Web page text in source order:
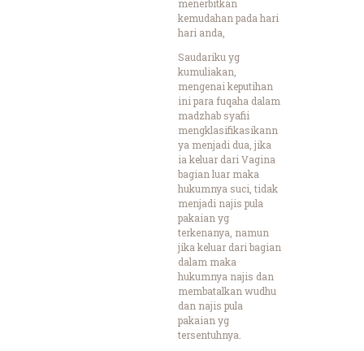
menerbitkan
kemudahan pada hari
hari anda,
Saudariku yg
kumuliakan,
mengenai keputihan
ini para fuqaha dalam
madzhab syafii
mengklasifikasikann
ya menjadi dua, jika
ia keluar dari Vagina
bagian luar maka
hukumnya suci, tidak
menjadi najis pula
pakaian yg
terkenanya, namun
jika keluar dari bagian
dalam maka
hukumnya najis dan
membatalkan wudhu
dan najis pula
pakaian yg
tersentuhnya.